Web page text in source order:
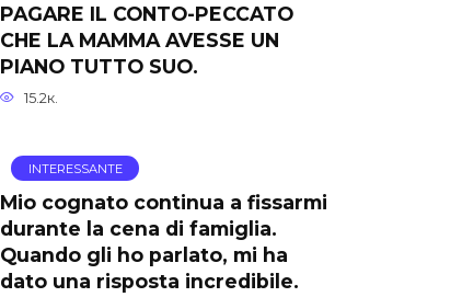
PAGARE IL CONTO-PECCATO
CHE LA MAMMA AVESSE UN
PIANO TUTTO SUO.
15.2к.
INTERESSANTE
Mio cognato continua a fissarmi
durante la cena di famiglia.
Quando gli ho parlato, mi ha
dato una risposta incredibile.